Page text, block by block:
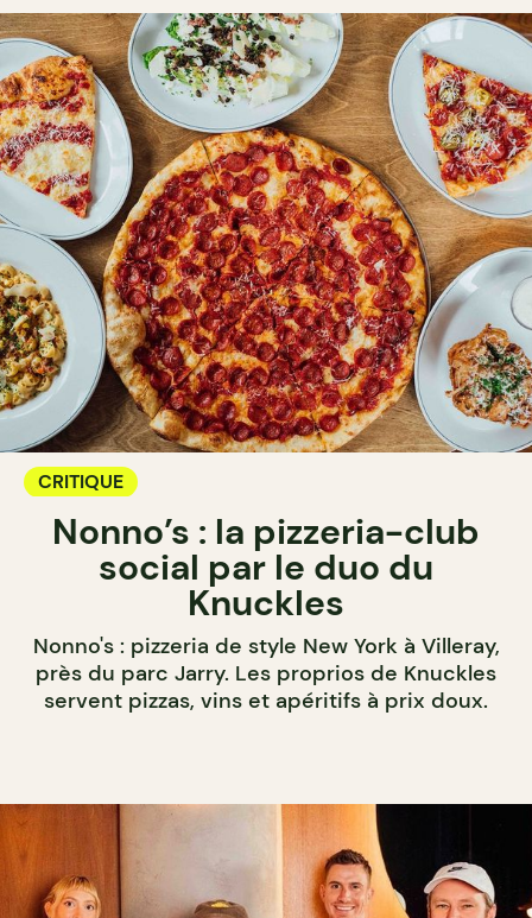
CRITIQUE
Nonno’s : la pizzeria-club
social par le duo du
Knuckles
Nonno's : pizzeria de style New York à Villeray,
près du parc Jarry. Les proprios de Knuckles
servent pizzas, vins et apéritifs à prix doux.